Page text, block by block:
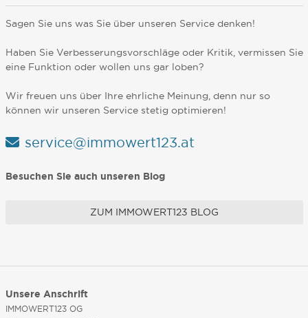
Sagen Sie uns was Sie über unseren Service denken!
Haben Sie Verbesserungsvorschläge oder Kritik, vermissen Sie
eine Funktion oder wollen uns gar loben?
Wir freuen uns über Ihre ehrliche Meinung, denn nur so
können wir unseren Service stetig optimieren!
service@immowert123.at
Besuchen Sie auch unseren Blog
ZUM IMMOWERT123 BLOG
Unsere Anschrift
IMMOWERT123 OG